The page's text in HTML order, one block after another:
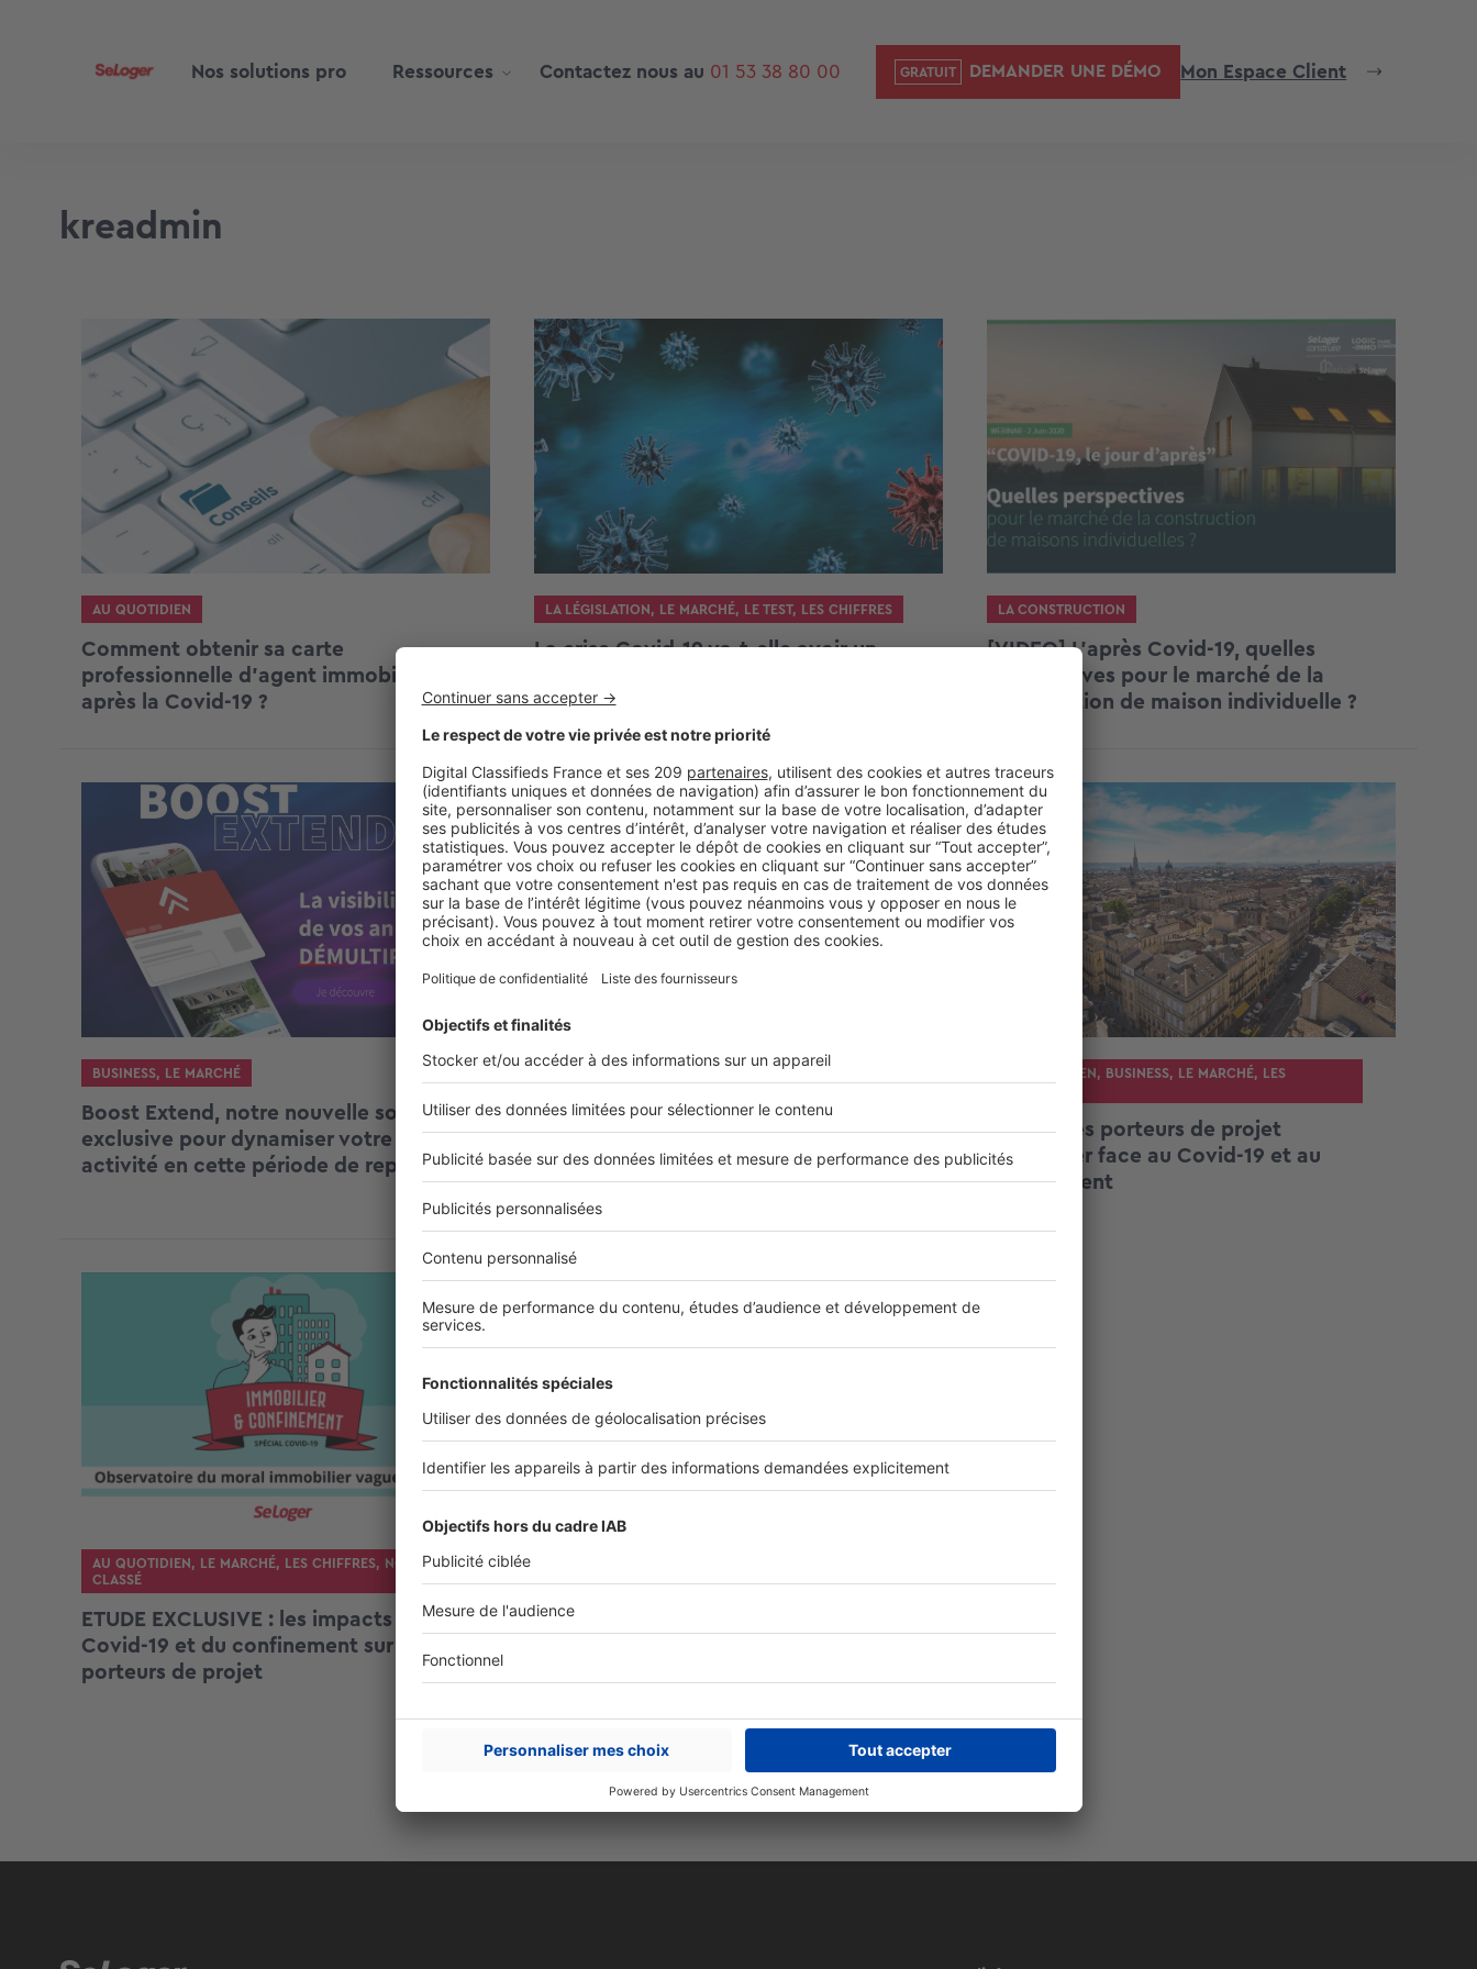
Nos solutions pro Ressources Contactez nous au 01 53 38 80 00 DEMANDER UNE DÉMO Mon Espace Client
kreadmin
AU QUOTIDIEN
Comment obtenir sa carte
professionnelle d’agent immobilier
après la Covid-19 ?
LA LÉGISLATION, LE MARCHÉ, LE TEST, LES CHIFFRES
La crise Covid-19 va-t-elle avoir un
en 2021 ?
LA CONSTRUCTION
[VIDEO] L’après Covid-19, quelles
perspectives pour le marché de la
construction de maison individuelle ?
BUSINESS, LE MARCHÉ
Boost Extend, notre nouvelle solution
exclusive pour dynamiser votre
activité en cette période de reprise
BUSINESS,LE MARCHÉ,LES CHIFFRES
ENTRETIEN EXCLUSIF : J.
Denormandie sur l’impact du Covid-
19 sur le moral des acheteurs,
vendeurs et investisseurs locatifs
AU QUOTIDIEN, BUSINESS, LE MARCHÉ, LES
CHIFFRES
VIDEO : les porteurs de projet
immobilier face au Covid-19 et au
confinement
AU QUOTIDIEN, LE MARCHÉ, LES CHIFFRES, NON
CLASSÉ
ETUDE EXCLUSIVE : les impacts du
Covid-19 et du confinement sur les
porteurs de projet